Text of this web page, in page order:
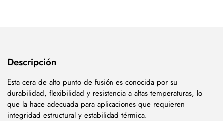
Descripción
Esta cera de alto punto de fusión es conocida por su
durabilidad, flexibilidad y resistencia a altas temperaturas, lo
que la hace adecuada para aplicaciones que requieren
integridad estructural y estabilidad térmica.